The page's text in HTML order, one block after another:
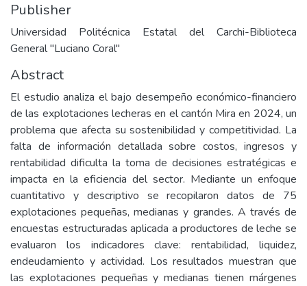
Publisher
Universidad Politécnica Estatal del Carchi-Biblioteca
General "Luciano Coral"
Abstract
El estudio analiza el bajo desempeño económico-financiero
de las explotaciones lecheras en el cantón Mira en 2024, un
problema que afecta su sostenibilidad y competitividad. La
falta de información detallada sobre costos, ingresos y
rentabilidad dificulta la toma de decisiones estratégicas e
impacta en la eficiencia del sector. Mediante un enfoque
cuantitativo y descriptivo se recopilaron datos de 75
explotaciones pequeñas, medianas y grandes. A través de
encuestas estructuradas aplicada a productores de leche se
evaluaron los indicadores clave: rentabilidad, liquidez,
endeudamiento y actividad. Los resultados muestran que
las explotaciones pequeñas y medianas tienen márgenes